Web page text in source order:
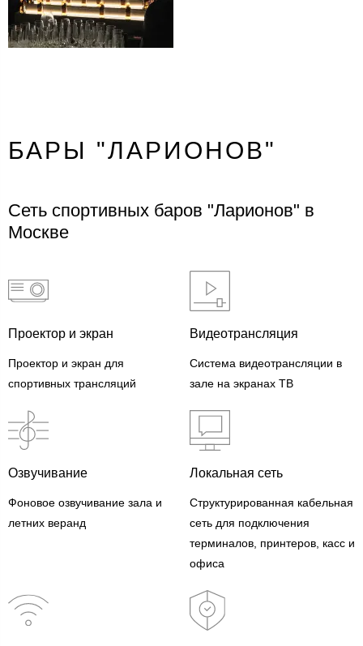
БАРЫ "ЛАРИОНОВ"
Сеть спортивных баров "Ларионов" в
Москве
Проектор и экран
Проектор и экран для
спортивных трансляций
Видеотрансляция
Система видеотрансляции в
зале на экранах ТВ
Озвучивание
Фоновое озвучивание зала и
летних веранд
Локальная сеть
Структурированная кабельная
сеть для подключения
терминалов, принтеров, касс и
офиса